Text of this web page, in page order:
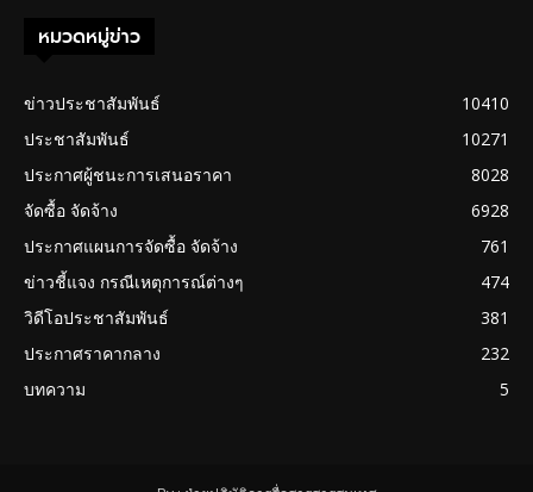
หมวดหมู่ข่าว
ข่าวประชาสัมพันธ์
10410
ประชาสัมพันธ์
10271
ประกาศผู้ชนะการเสนอราคา
8028
จัดซื้อ จัดจ้าง
6928
ประกาศแผนการจัดซื้อ จัดจ้าง
761
ข่าวชี้แจง กรณีเหตุการณ์ต่างๆ
474
วิดีโอประชาสัมพันธ์
381
ประกาศราคากลาง
232
บทความ
5